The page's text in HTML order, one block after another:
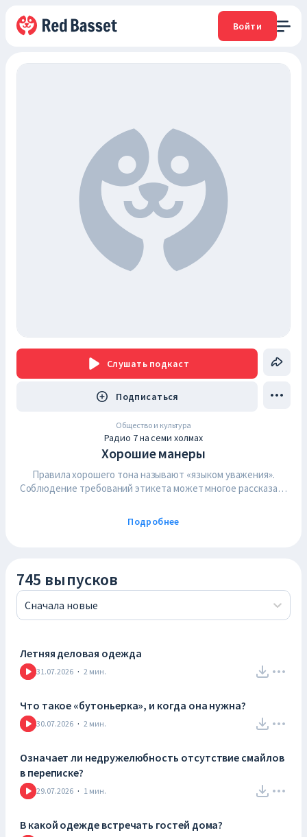
Войти
745 выпусков
Сначала новые
Летняя деловая одежда
31.07.2026 · 2 мин.
Что такое «бутоньерка», и когда она нужна?
30.07.2026 · 2 мин.
Означает ли недружелюбность отсутствие смайлов
в переписке?
29.07.2026 · 1 мин.
В какой одежде встречать гостей дома?
Слушать подкаст
Подписаться
Общество и культура
Радио 7 на семи холмах
Хорошие манеры
Правила хорошего тона называют «языком уважения».
Соблюдение требований этикета может многое рассказать
Эксперт по деловому этикету и протоколу, преподаватель и
автор собственного курса и член Национальной ассоциации
reklama@emg.fm
Подробнее